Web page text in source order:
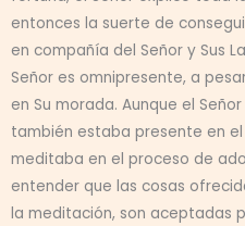
entonces la suerte de
en compañía del Señor y Sus
Señor es omnipresente, a
en Su morada. Aunque el
también estaba presente en
meditaba en el proceso de
entender que las cosas
la meditación, son aceptadas